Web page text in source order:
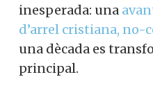
inesperada: una
d’arrel cristiana, no-
una dècada es
principal.